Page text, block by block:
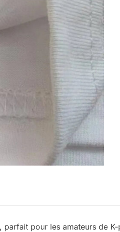
, parfait pour les amateurs de